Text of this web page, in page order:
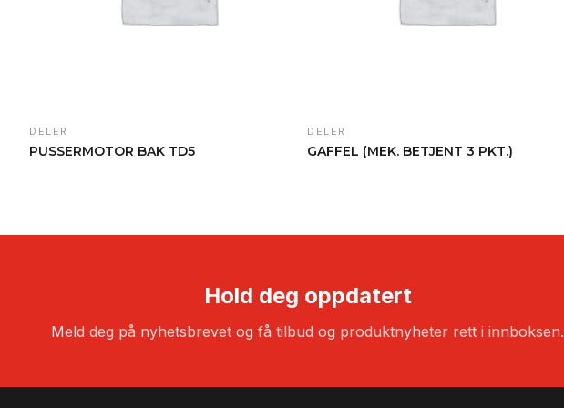
DELER
PUSSERMOTOR BAK TD5
DELER
GAFFEL (MEK. BETJENT 3 PKT.)
Hold deg oppdatert
Meld deg på nyhetsbrevet og få tilbud og produktnyheter rett i innboksen.